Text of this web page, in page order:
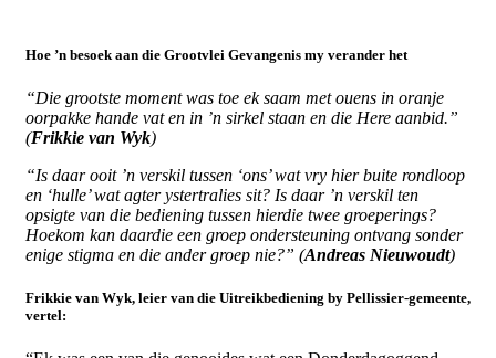
Hoe ’n besoek aan die Grootvlei Gevangenis my verander het
“Die grootste moment was toe ek saam met ouens in oranje
oorpakke hande vat en in ’n sirkel staan en die Here aanbid.”
(Frikkie van Wyk)
“Is daar ooit ’n verskil tussen ‘ons’ wat vry hier buite rondloop
en ‘hulle’ wat agter ystertralies sit? Is daar ’n verskil ten
opsigte van die bediening tussen hierdie twee groeperings?
Hoekom kan daardie een groep ondersteuning ontvang sonder
enige stigma en die ander groep nie?” (Andreas Nieuwoudt)
Frikkie van Wyk, leier van die Uitreikbediening by Pellissier-gemeente,
vertel: